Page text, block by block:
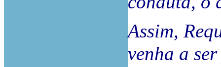
Assim,
venha a